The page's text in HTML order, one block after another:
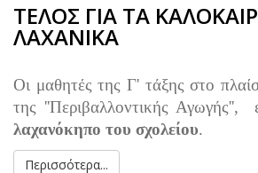
ΤΕΛΟΣ ΓΙΑ ΤΑ
ΛΑΧΑΝΙΚΑ
Oι μαθητές της Γ' τάξης στo
της ''Περιβαλλοντικής Αγωγής'',
λαχανόκηπο του σχολείου.
Περισσότερα...